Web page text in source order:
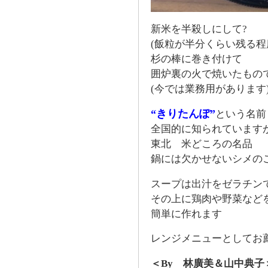
新米を半殺しにして?
(飯粒が半分くらい残る
杉の棒に巻き付けて
囲炉裏の火で焼いたもの
(今では業務用があります
“きりたんぽ”という名前
全国的に知られています
東北 米どころの名品
鍋には欠かせないシメの
スープは出汁をゼラチン
その上に鶏肉や野菜など
簡単に作れます
レンジメニューとしてお
＜By 林廣美＆山中典子